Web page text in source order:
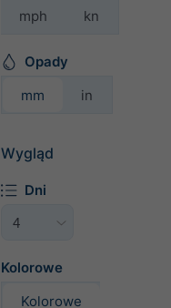
mph kn
Opady
mm
in
Wygląd
Dni
Kolorowe
Kolorowe